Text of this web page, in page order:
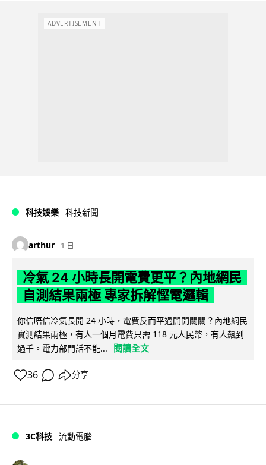
ADVERTISEMENT
科技娛樂 科技新聞
arthur 1 日
冷氣 24 小時長開電費更平？內地網民
自測結果兩極 專家拆解慳電邏輯
你信唔信冷氣長開 24 小時，電費反而平過開開關關？內地網民
實測結果兩極，有人一個月電費只需 118 元人民幣，有人飆到
過千。電力部門話不能...
閱讀全文
36 分享
3C科技 流動電腦